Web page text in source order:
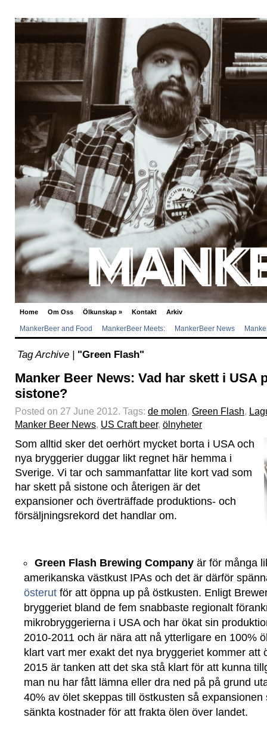
Home Om Oss Ölkunskap » Kontakt Arkiv
MankerBeer and Food MankerBeer Meets: MankerBeer News
Tag Archive | "Green Flash"
Manker Beer News: Vad har skett i USA
sistone?
Posted on 27 June 2012. Tags: de molen, Green Flash,
Manker Beer News, US Craft beer, ölnyheter
Som alltid sker det oerhört mycket borta i USA och
nya bryggerier duggar likt regnet här hemma i
Sverige. Vi tar och sammanfattar lite kort vad som
har skett på sistone och återigen är det
expansioner och överträffade produktions- och
försäljningsrekord det handlar om.
Green Flash Brewing Company är för många
amerikanska västkust IPAs och det är därför
österut för att öppna up på östkusten. Enligt
bryggeriet bland de fem snabbaste regionalt
mikrobryggerierna i USA och har ökat sin
2010-2011 och är nära att nå ytterligare en 100%
klart vart mer exakt det nya bryggeriet kommer att
2015 är tanken att det ska stå klart för att kunna
man nu har fått lämna eller dra ned på på grund
40% av ölet skeppas till östkusten så expansionen
sänkta kostnader för att frakta ölen över landet.